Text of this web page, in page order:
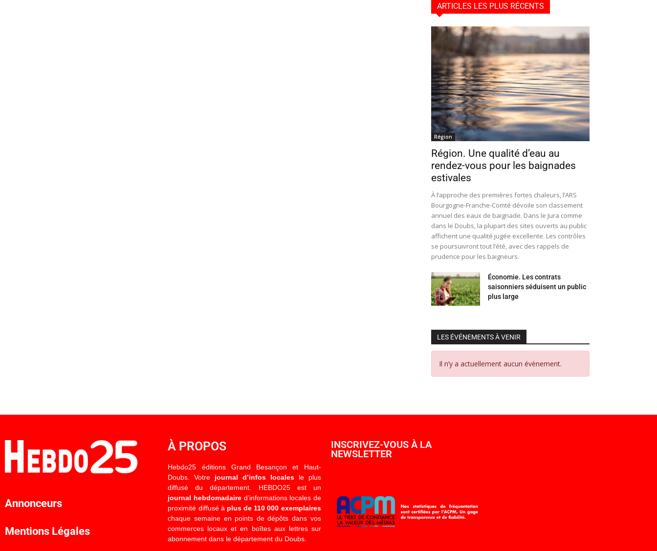
ARTICLES LES PLUS RÉCENTS
Région
Région. Une qualité d’eau au
rendez-vous pour les baignades
estivales
À l’approche des premières fortes chaleurs, l’ARS
Bourgogne-Franche-Comté dévoile son classement
annuel des eaux de baignade. Dans le Jura comme
dans le Doubs, la plupart des sites ouverts au public
affichent une qualité jugée excellente. Les contrôles
se poursuivront tout l’été, avec des rappels de
prudence pour les baigneurs.
Économie. Les contrats
saisonniers séduisent un public
plus large
LES ÉVÉNEMENTS À VENIR
Il n’y a actuellement aucun évènement.
Annonceurs
Mentions Légales
À PROPOS
Hebdo25 éditions Grand Besançon et Haut-
Doubs. Votre journal d’infos localesle plus
diffusé du département. HEBDO25 est un
journal hebdomadaired’informations locales de
proximité diffusé à plus de 110 000 exemplaires
chaque semaine en points de dépôts dans vos
commerces locaux et en boîtes aux lettres sur
abonnement dans le département du Doubs.
INSCRIVEZ-VOUS À LA
NEWSLETTER